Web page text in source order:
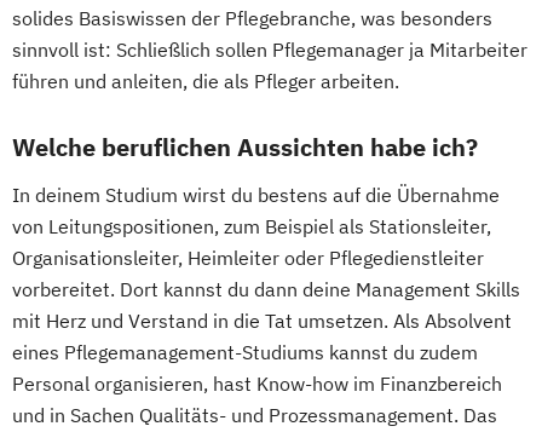
solides Basiswissen der Pflegebranche, was besonders
sinnvoll ist: Schließlich sollen Pflegemanager ja Mitarbeiter
führen und anleiten, die als Pfleger arbeiten.
Welche beruflichen Aussichten habe ich?
In deinem Studium wirst du bestens auf die Übernahme
von Leitungspositionen, zum Beispiel als Stationsleiter,
Organisationsleiter, Heimleiter oder Pflegedienstleiter
vorbereitet. Dort kannst du dann deine Management Skills
mit Herz und Verstand in die Tat umsetzen. Als Absolvent
eines Pflegemanagement-Studiums kannst du zudem
Personal organisieren, hast Know-how im Finanzbereich
und in Sachen Qualitäts- und Prozessmanagement. Das